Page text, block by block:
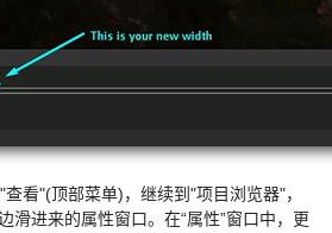
看"(顶部菜单)，继续到"项目浏览器"，
滑进来的属性窗口。在“属性”窗口中，更